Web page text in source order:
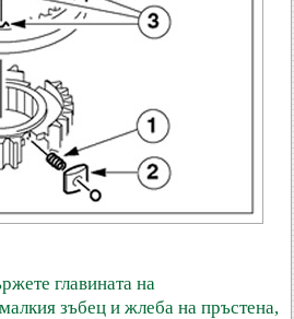
главината на
зъбец и жлеба на пръстена,